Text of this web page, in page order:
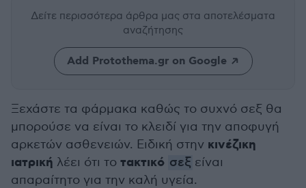
Δείτε περισσότερα άρθρα μας στα αποτελέσματα
αναζήτησης
Add Protothema.gr on Google
Ξεχάστε τα φάρμακα καθώς το συχνό σεξ θα
μπορούσε να είναι το κλειδί για την αποφυγή
αρκετών ασθενειών. Ειδική στην κινέζικη
ιατρική λέει ότι το τακτικό σεξ είναι
απαραίτητο για την καλή υγεία.